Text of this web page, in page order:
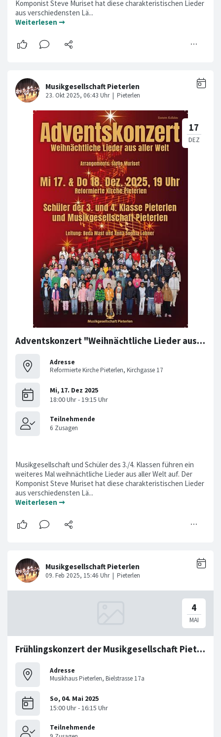
Komponist Steve Muriset hat diese charakteristischen Lieder
aus verschiedensten Lä...
Weiterlesen ➞
Adventskonzert "Weihnächtliche Lieder aus aller Welt"
Adresse
Reformierte Kirche Pieterlen, Kirchgasse 17
Musikgesellschaft und Schüler des 3./4. Klassen führen ein
weiteres Mal weihnächtliche Lieder aus aller Welt auf. Der
Komponist Steve Muriset hat diese charakteristischen Lieder
aus verschiedensten Lä...
Weiterlesen ➞
Frühlingskonzert der Musikgesellschaft Pieterlen
Adresse
Musikhaus Pieterlen, Bielstrasse 17a